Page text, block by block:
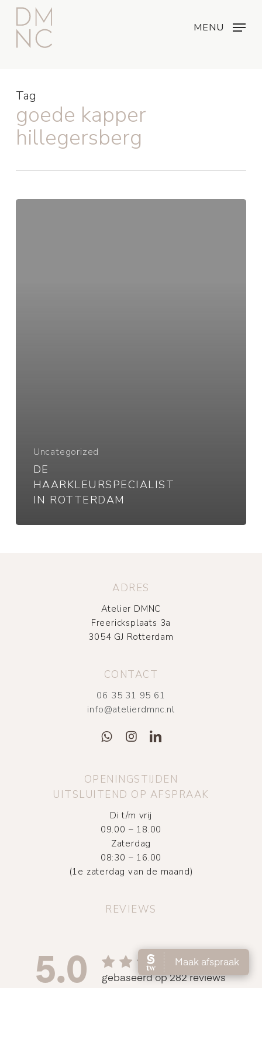
Skip
main
content
MENU
Tag
goede kapper
hillegersberg
Uncategorized
DE
HAARKLEURSPECIALIST
IN ROTTERDAM
ADRES
Atelier DMNC
Freericksplaats 3a
3054 GJ Rotterdam
CONTACT
06 35 31 95 61
info@atelierdmnc.nl
OPENINGSTIJDEN
UITSLUITEND OP AFSPRAAK
Di t/m vrij
09.00 – 18.00
Zaterdag
08:30 – 16.00
(1e zaterdag van de maand)
REVIEWS